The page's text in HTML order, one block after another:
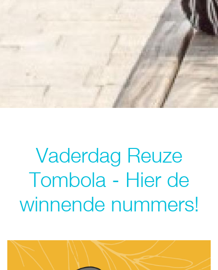
Vaderdag Reuze
Tombola - Hier de
winnende nummers!